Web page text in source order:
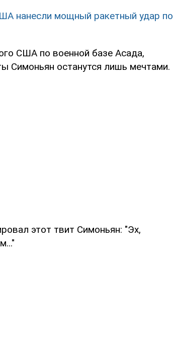
нанесли мощный ракетный удар по
США по военной базе Асада,
Симоньян останутся лишь мечтами.
этот твит Симоньян: "Эх,